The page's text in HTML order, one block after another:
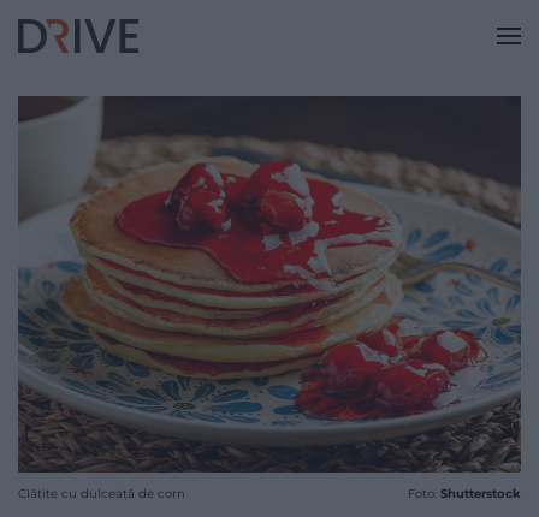
Clătite cu dulceață de corn Foto: Shutterstock